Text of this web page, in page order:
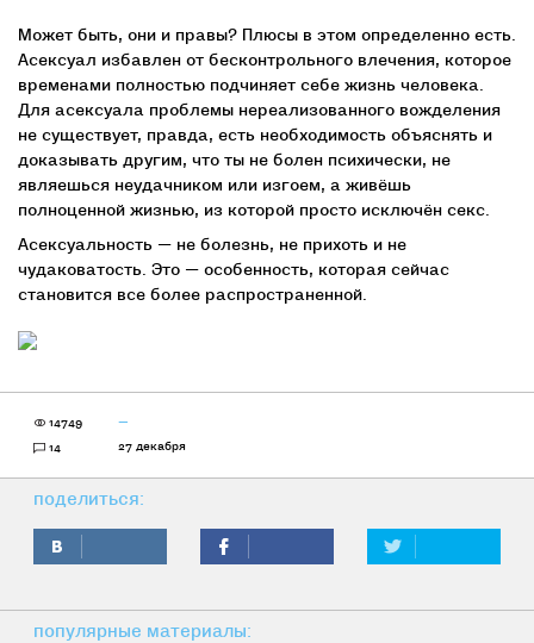
Может быть, они и правы? Плюсы в этом определенно есть.
Асексуал избавлен от бесконтрольного влечения, которое
временами полностью подчиняет себе жизнь человека.
Для асексуала проблемы нереализованного вожделения
не существует, правда, есть необходимость объяснять и
доказывать другим, что ты не болен психически, не
являешься неудачником или изгоем, а живёшь
полноценной жизнью, из которой просто исключён секс.
Асексуальность — не болезнь, не прихоть и не
чудаковатость. Это — особенность, которая сейчас
становится все более распространенной.
14749
14
—
27 декабря
поделиться:
популярные материалы: